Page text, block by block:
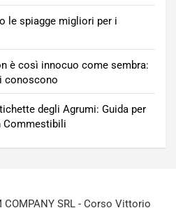
le spiagge migliori per i
è così innocuo come sembra:
conoscono
degli Agrumi: Guida per
Commestibili
SRL - Corso Vittorio